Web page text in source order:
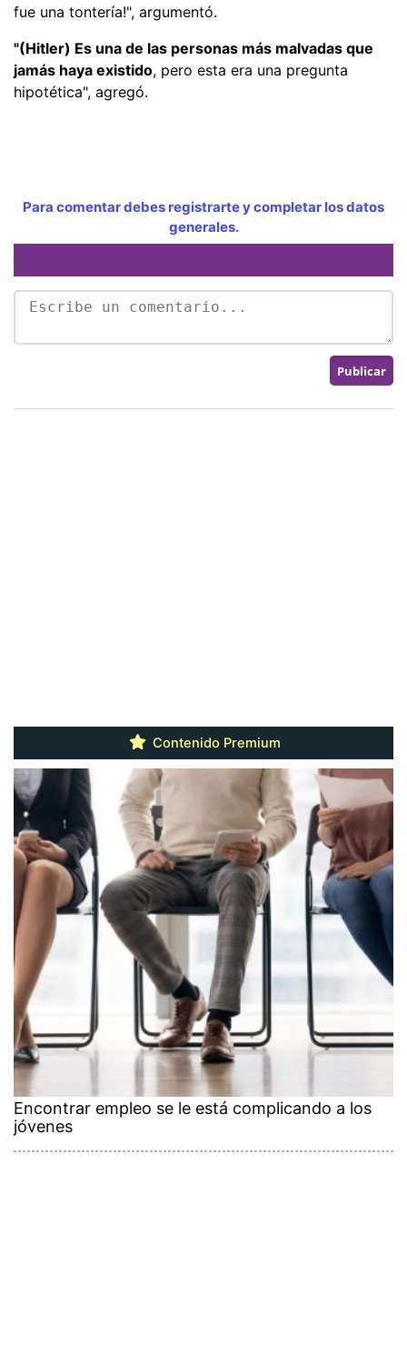
fue una tontería!", argumentó.
"(Hitler) Es una de las personas más malvadas que
jamás haya existido, pero esta era una pregunta
hipotética", agregó.
Para comentar debes registrarte y completar los datos
generales.
Contenido Premium
Encontrar empleo se le está complicando a los
jóvenes